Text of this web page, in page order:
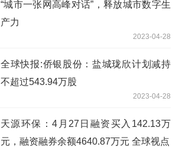
“城市一张网高峰对话”，释放城市数字生
产力
2023-04-28
全球快报:侨银股份：盐城珑欣计划减持
不超过543.94万股
2023-04-28
天源环保：4月27日融资买入142.13万
元，融资融券余额4640.87万元 全球视点